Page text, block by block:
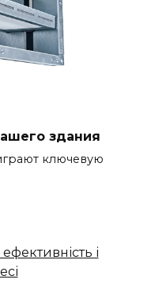
здания
ключевую